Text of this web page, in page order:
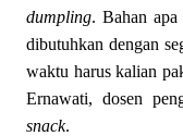
dumpling. Bahan
dibutuhkan dengan
waktu harus kalian
Ernawati, dosen
snack.